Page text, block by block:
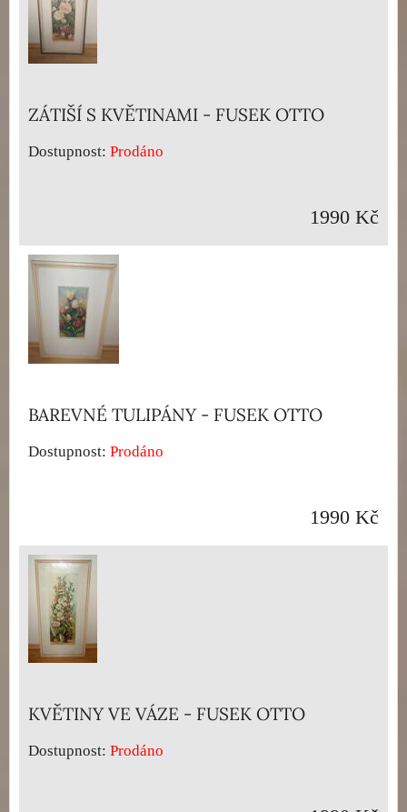
ZÁTIŠÍ S KVĚTINAMI - FUSEK OTTO
Dostupnost: Prodáno
1990 Kč
BAREVNÉ TULIPÁNY - FUSEK OTTO
Dostupnost: Prodáno
1990 Kč
KVĚTINY VE VÁZE - FUSEK OTTO
Dostupnost: Prodáno